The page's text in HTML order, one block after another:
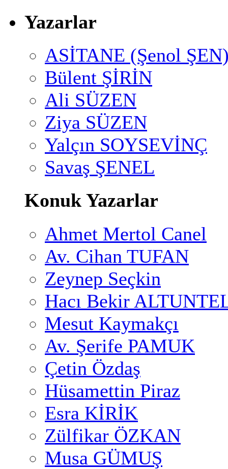
Yazarlar
ASİTANE (Şenol
Bülent ŞİRİN
Ali SÜZEN
Ziya SÜZEN
Yalçın SOYSEVİNÇ
Savaş ŞENEL
Konuk Yazarlar
Ahmet Mertol Canel
Av. Cihan TUFAN
Zeynep Seçkin
Hacı Bekir
Mesut Kaymakçı
Av. Şerife PAMUK
Çetin Özdaş
Hüsamettin Piraz
Esra KİRİK
Zülfikar ÖZKAN
Musa GÜMUŞ